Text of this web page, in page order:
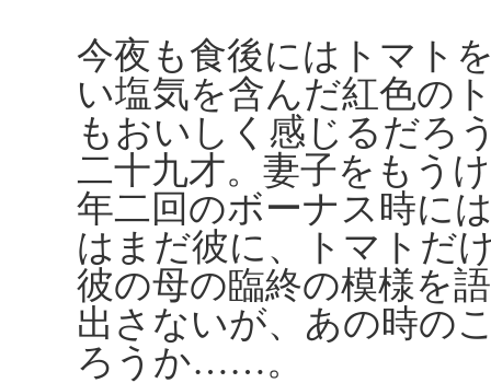
今夜も食後にはトマト
い塩気を含んだ紅色の
もおいしく感じるだろ
二十九才。妻子をもう
年二回のボーナス時に
はまだ彼に、トマトだ
彼の母の臨終の模様を
出さないが、あの時の
ろうか……。